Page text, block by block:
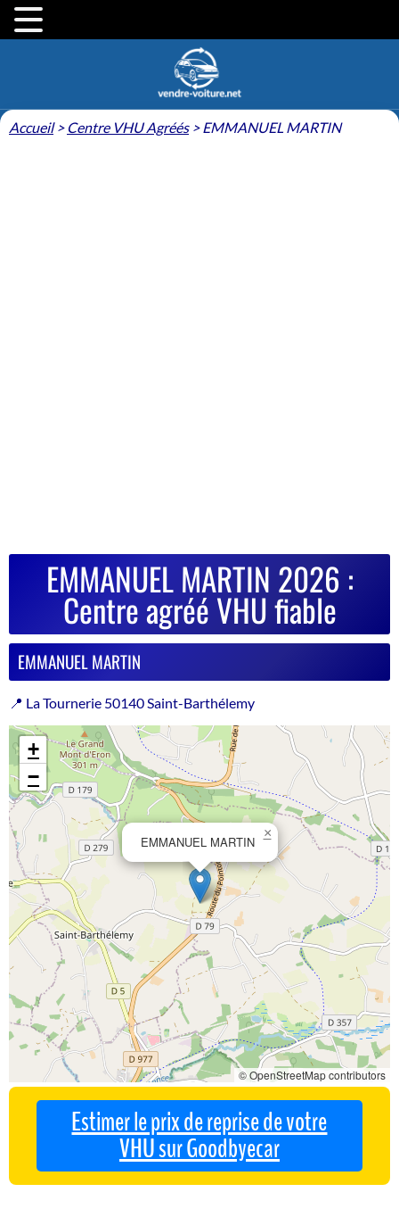
Accueil> Centre VHU Agréés> EMMANUEL MARTIN
EMMANUEL MARTIN 2026 :
Centre agréé VHU fiable
EMMANUEL MARTIN
📍 La Tournerie 50140 Saint-Barthélemy
EMMANUEL MARTIN
×
+
−
© OpenStreetMap contributors
Estimer le prix de reprise de votre
VHU sur Goodbyecar